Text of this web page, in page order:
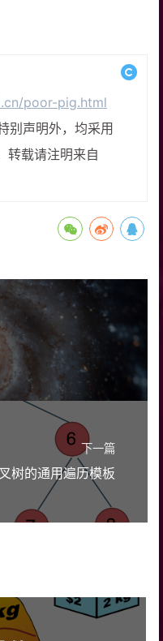
poor-pig.html
别声明外，均采用
转载请注明来自
下一篇
树的通用遍历模板